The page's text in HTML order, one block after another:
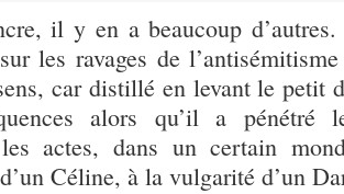
il y en a beaucoup
les ravages de
car distillé en levant le petit
alors qu’il a pénétré
les actes, dans un certain
Céline, à la vulgarité d’un